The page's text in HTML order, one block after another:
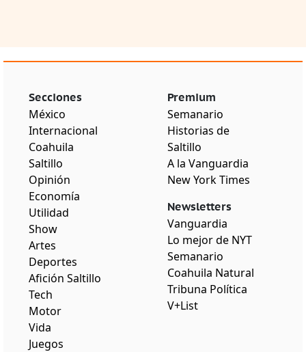
Secciones
México
Internacional
Coahuila
Saltillo
Opinión
Economía
Utilidad
Show
Artes
Deportes
Afición Saltillo
Tech
Motor
Vida
Juegos
Premium
Semanario
Historias de
Saltillo
A la Vanguardia
New York Times
Newsletters
Vanguardia
Lo mejor de NYT
Semanario
Coahuila Natural
Tribuna Política
V+List